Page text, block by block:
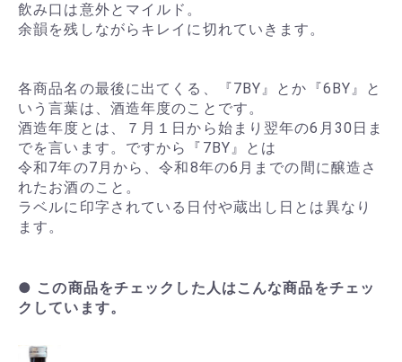
飲み口は意外とマイルド。
余韻を残しながらキレイに切れていきます。
各商品名の最後に出てくる、『7BY』とか『6BY』と
いう言葉は、酒造年度のことです。
酒造年度とは、７月１日から始まり翌年の6月30日ま
でを言います。ですから『7BY』とは
令和7年の7月から、令和8年の6月までの間に醸造さ
れたお酒のこと。
ラベルに印字されている日付や蔵出し日とは異なり
ます。
● この商品をチェックした人はこんな商品をチェッ
クしています。